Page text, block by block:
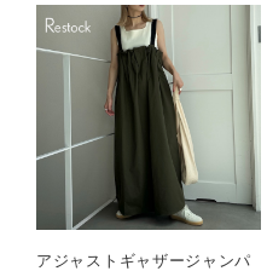
アジャストギャザージャンパ